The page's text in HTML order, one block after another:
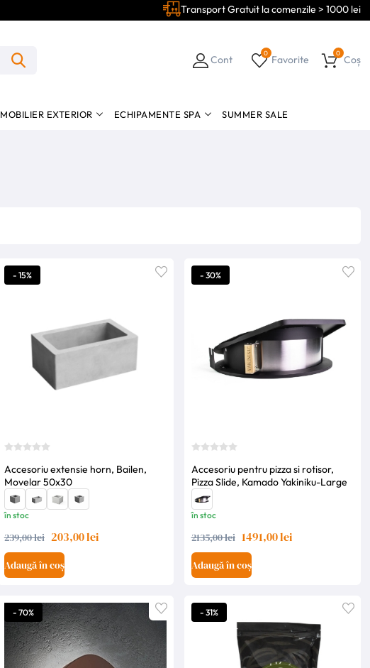
Transport Gratuit la comenzile > 1000 lei
Cont Favorite
0
Coș
0
MOBILIER EXTERIOR ECHIPAMENTE SPA SUMMER SALE
- 15%
Accesoriu extensie horn, Bailen,
Movelar 50x30
în stoc
239,00 lei 203,00 lei
Adaugă în coș
- 30%
Accesoriu pentru pizza si rotisor,
Pizza Slide, Kamado Yakiniku-Large
în stoc
2135,00 lei 1491,00 lei
Adaugă în coș
- 70% - 31%